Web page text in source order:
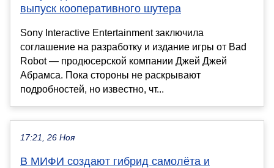
выпуск кооперативного шутера
Sony Interactive Entertainment заключила
соглашение на разработку и издание игры от Bad
Robot — продюсерской компании Джей Джей
Абрамса. Пока стороны не раскрывают
подробностей, но известно, чт...
17:21, 26 Ноя
В МИФИ создают гибрид самолёта и